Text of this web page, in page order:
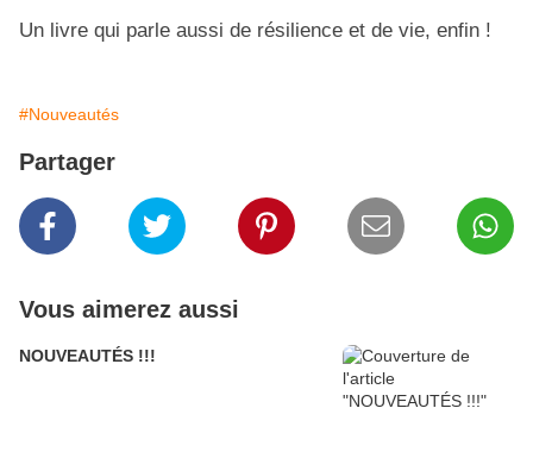
Un livre qui parle aussi de résilience et de vie, enfin !
#Nouveautés
Partager
Vous aimerez aussi
NOUVEAUTÉS !!!